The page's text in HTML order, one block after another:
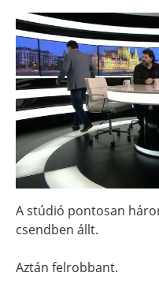
A stúdió pontosan
csendben állt.
Aztán felrobbant.